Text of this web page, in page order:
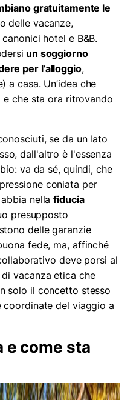
gratuitamente le
delle vacanze,
hotel e B&B.
un soggiorno
per l’alloggio,
a casa. Un’idea che
e che sta ora ritrovando
se da un lato
dall'altro è l'essenza
va da sé, quindi, che
coniata per
abbia nellafiducia
presupposto
delle garanzie
fede, ma, affinché
deve porsi al
vacanza etica che
solo il concetto stesso
coordinate del viaggio a
e come sta